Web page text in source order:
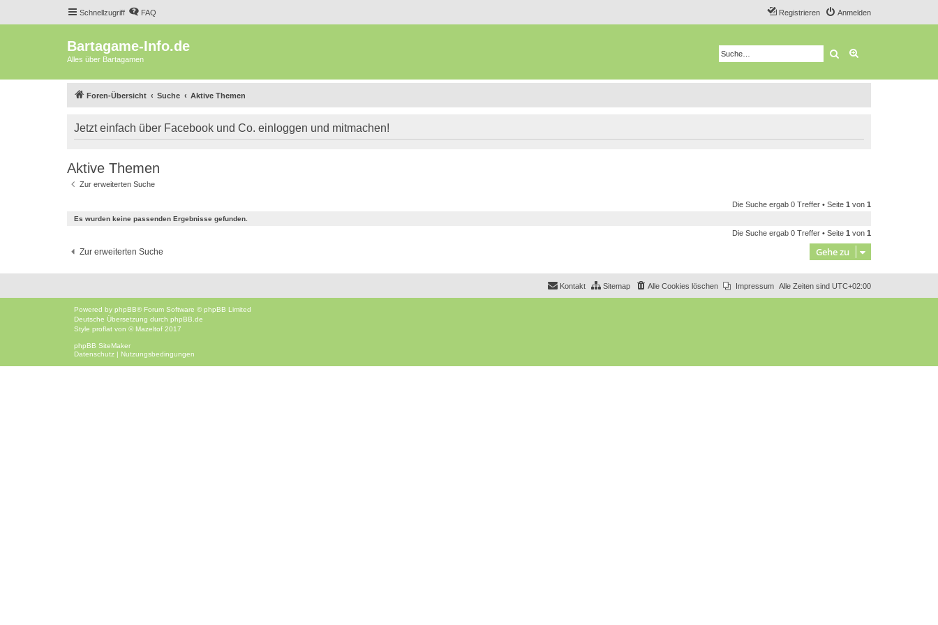
Schnellzugriff FAQ Anmelden
Registrieren
Bartagame-Info.de
Alles über Bartagamen Suche
Foren-Übersicht Suche Aktive Themen
Jetzt einfach über Facebook und Co. einloggen und mitmachen!
Aktive Themen
Zur erweiterten Suche
Die Suche ergab 0 Treffer • Seite 1 von 1
Es wurden keine passenden Ergebnisse gefunden.
Die Suche ergab 0 Treffer • Seite 1 von 1
Zur erweiterten Suche Gehe zu
Alle Zeiten sind UTC+02:00
Impressum
Alle Cookies löschen
Sitemap
Kontakt
Powered by phpBB® Forum Software © phpBB Limited
Deutsche Übersetzung durch phpBB.de
Style proflat von © Mazeltof 2017
phpBB SiteMaker
Datenschutz | Nutzungsbedingungen